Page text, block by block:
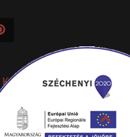
Hotel és
fenntartva.